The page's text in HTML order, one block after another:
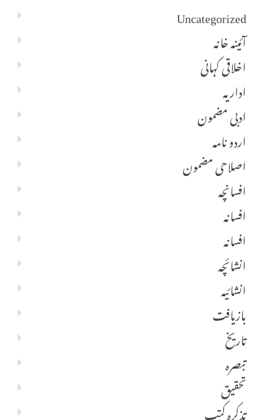
Uncategorized
آئینہ خانہ
اخلاقی کہانی
اداریہ
ادبی مضمون
اردو نامہ
اصلاحی مضمون
افسانچہ
افسانہ
افسانہ
انشائچہ
انشائیہ
بازیافت
تاریخ
تبصرہ
تحقیق
تذکرہ کتب